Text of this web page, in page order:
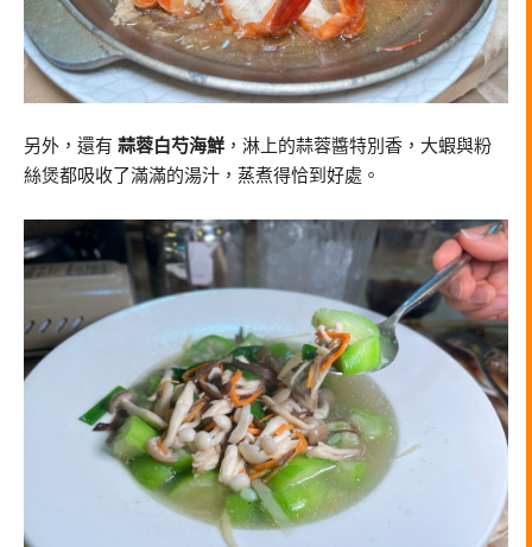
另外，還有 蒜蓉白芍海鮮 ，淋上的蒜蓉醬特別香，大蝦與粉
絲煲都吸收了滿滿的湯汁，蒸煮得恰到好處。